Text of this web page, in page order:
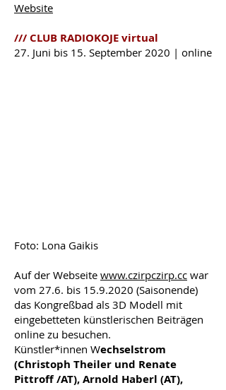
Website
/// CLUB RADIOKOJE virtual
27. Juni bis 15. September 2020 | online
Foto: Lona Gaikis
Auf der Webseite www.czirpczirp.cc war
vom 27.6. bis 15.9.2020 (Saisonende)
das Kongreßbad als 3D Modell mit
eingebetteten künstlerischen Beiträgen
online zu besuchen.
Künstler*innen Wechselstrom
(Christoph Theiler und Renate
Pittroff /AT), Arnold Haberl (AT),